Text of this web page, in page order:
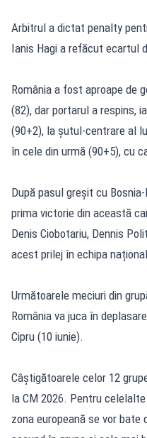
Arbitrul a dictat penalty
Ianis Hagi a refăcut ecartul
România a fost aproape de
(82), dar portarul a respins,
(90+2), la șutul-centrare al
în cele din urmă (90+5), cu
După pasul greșit cu
prima victorie din această
Denis Ciobotariu, Dennis
acest prilej în echipa
Următoarele meciuri din
România va juca în
Cipru (10 iunie).
Câștigătoarele celor 12
la CM 2026. Pentru
zona europeană se vor